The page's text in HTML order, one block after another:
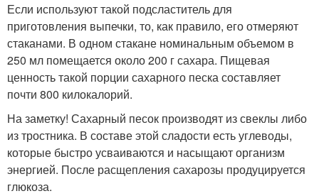
Если используют такой подсластитель для
приготовления выпечки, то, как правило, его отмеряют
стаканами. В одном стакане номинальным объемом в
250 мл помещается около 200 г сахара. Пищевая
ценность такой порции сахарного песка составляет
почти 800 килокалорий.
На заметку! Сахарный песок производят из свеклы либо
из тростника. В составе этой сладости есть углеводы,
которые быстро усваиваются и насыщают организм
энергией. После расщепления сахарозы продуцируется
глюкоза.